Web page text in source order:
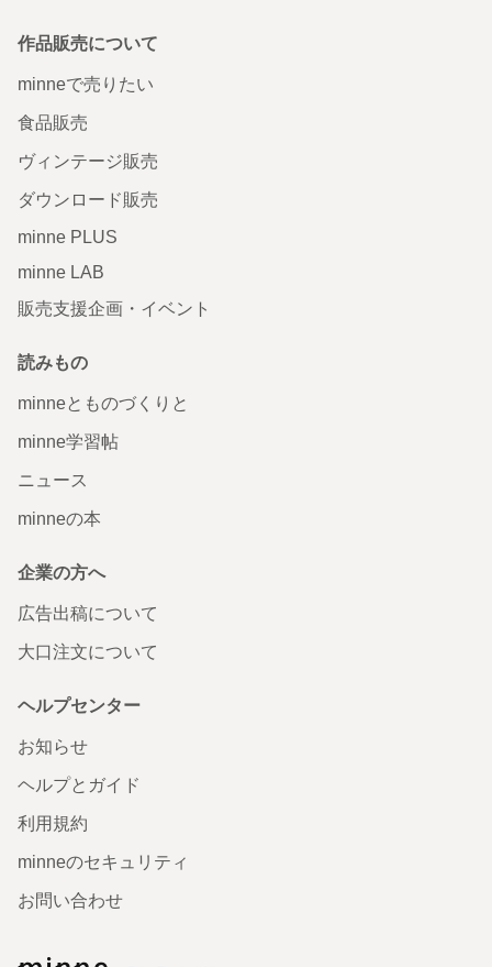
作品販売について
minneで売りたい
食品販売
ヴィンテージ販売
ダウンロード販売
minne PLUS
minne LAB
販売支援企画・イベント
読みもの
minneとものづくりと
minne学習帖
ニュース
minneの本
企業の方へ
広告出稿について
大口注文について
ヘルプセンター
お知らせ
ヘルプとガイド
利用規約
minneのセキュリティ
お問い合わせ